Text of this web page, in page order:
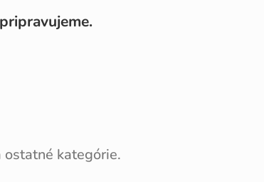
ostatné kategórie.